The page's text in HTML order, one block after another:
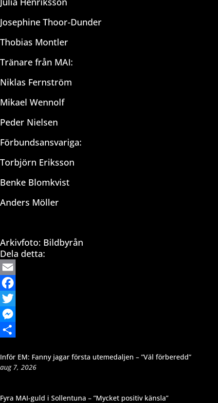
Josephine Thoor-Dunder
Thobias Montler
Tränare från MAI:
Niklas Fernström
Mikael Wennolf
Peder Nielsen
Förbundsansvariga:
Torbjörn Eriksson
Benke Blomkvist
Anders Möller
Arkivfoto: Bildbyrån
Dela detta:
Email
Facebook
Twitter
Messenger
Inför EM: Fanny jagar första utemedaljen – ”Väl förberedd”
aug 7, 2026
Fyra MAI-guld i Sollentuna – ”Mycket positiv känsla”